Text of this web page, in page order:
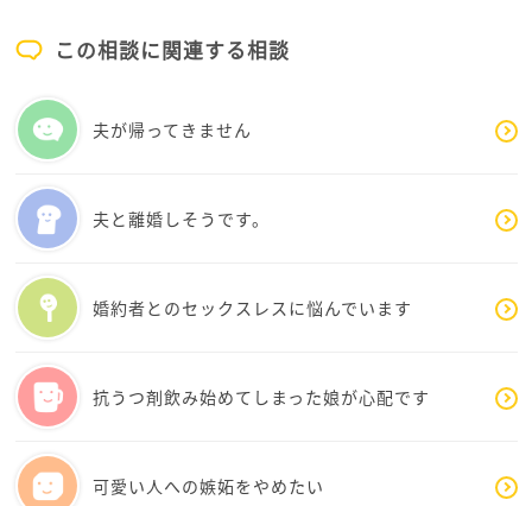
の仲が悪くて困っています笑
PTA活動に積極的なメンバーは、押しが強く、クセの
ある人が集まっている印象で、
に
温度差を感じることが多いです。
半年くらいPTA活動をした印象は、
とにかく積極的なメンバーに従っておけばいいや！
やり方に疑問などを持つこともあるのですが、
あんまり意見を受け入れてもらえない印象が強いの
で、
3月まで耐えればいいや、という気持ちで
陰でひっそりと過ごしています。
この相談に関連する相談
夫が帰ってきません
夫と離婚しそうです。
婚約者とのセックスレスに悩んでいます
抗うつ剤飲み始めてしまった娘が心配です
可愛い人への嫉妬をやめたい